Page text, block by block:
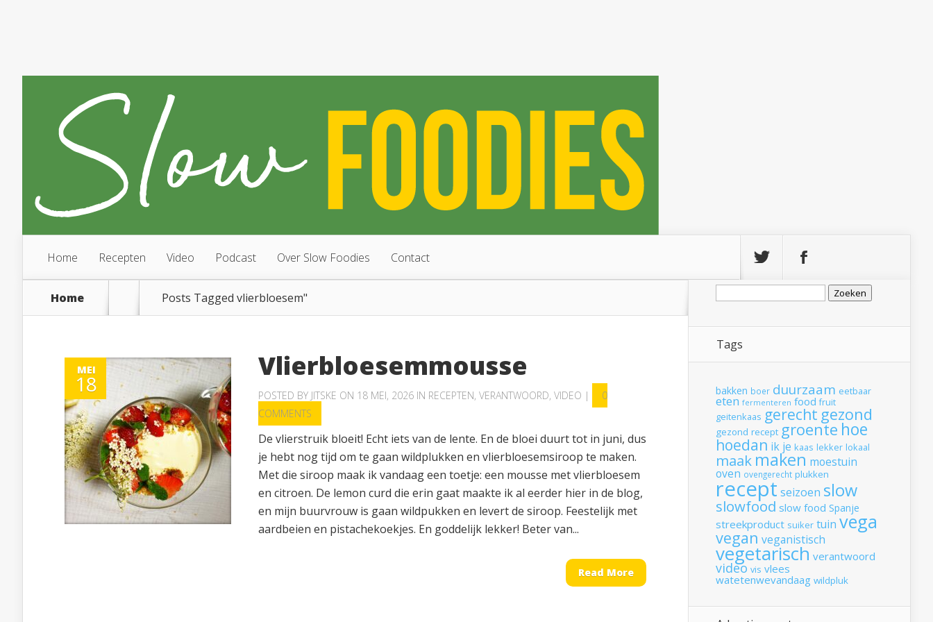
Home Recepten Video Podcast Over Slow Foodies Contact
Home Posts Tagged vlierbloesem"
MEI
18
Vlierbloesemmousse
POSTED BY JITSKE ON 18 MEI, 2026 IN RECEPTEN, VERANTWOORD, VIDEO |
0
COMMENTS
De vlierstruik bloeit! Echt iets van de lente. En de bloei duurt tot in juni, dus
je hebt nog tijd om te gaan wildplukken en vlierbloesemsiroop te maken.
Met die siroop maak ik vandaag een toetje: een mousse met vlierbloesem
en citroen. De lemon curd die erin gaat maakte ik al eerder hier in de blog,
en mijn buurvrouw is gaan wildpukken en levert de siroop. Feestelijk met
aardbeien en pistachekoekjes. En goddelijk lekker! Beter van...
Read More
Zoeken
Tags
bakken boer duurzaam eetbaar
eten fermenteren food fruit
geitenkaas gerecht gezond
gezond recept groente hoe
hoedan ik je kaas lekker lokaal
maak maken moestuin
oven ovengerecht plukken
recept seizoen slow
slowfood slow food Spanje
streekproduct suiker tuin vega
vegan veganistisch
vegetarisch verantwoord
video vis vlees
watetenwevandaag wildpluk